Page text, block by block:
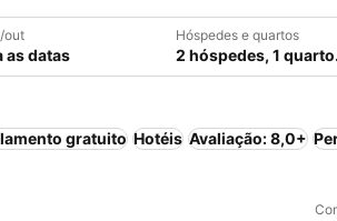
out
as datas
Hóspedes e quartos
2 hóspedes, 1 quarto.
gratuito Hotéis Avaliação: 8,0+